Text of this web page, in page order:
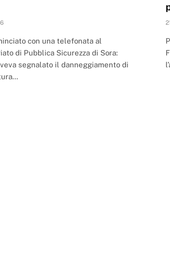
con una telefonata al
di Pubblica Sicurezza di Sora:
segnalato il danneggiamento di